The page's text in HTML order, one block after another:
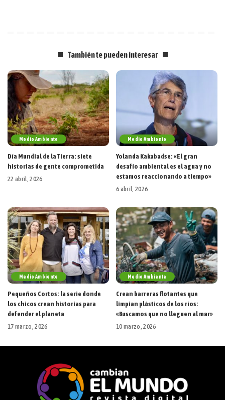
También te pueden interesar
Medio Ambiente
Día Mundial de la Tierra: siete
historias de gente comprometida
22 abril, 2026
Medio Ambiente
Yolanda Kakabadse: «El gran
desafío ambiental es el agua y no
estamos reaccionando a tiempo»
6 abril, 2026
Medio Ambiente
Pequeños Cortos: la serie donde
los chicos crean historias para
defender el planeta
17 marzo, 2026
Medio Ambiente
Crean barreras flotantes que
limpian plásticos de los ríos:
«Buscamos que no lleguen al mar»
10 marzo, 2026